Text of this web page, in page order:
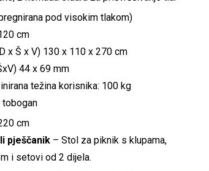
pod visokim tlakom)
cm
x Š x V) 130 x 110 x 270 cm
44 x 69 mm
težina korisnika: 100 kg
cm
pješčanik– Stol za piknik s klupama,
i setovi od 2 dijela.